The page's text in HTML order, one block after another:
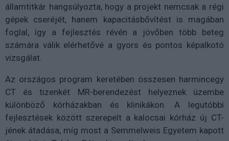
államtitkár hangsúlyozta, hogy a projekt nemcsak a régi
gépek cseréjét, hanem kapacitásbővítést is magában
foglal, így a fejlesztés révén a jövőben több beteg
számára válik elérhetővé a gyors és pontos képalkotó
vizsgálat.
Az országos program keretében összesen harmincegy
CT és tizenkét MR-berendezést helyeznek üzembe
különböző kórházakban és klinikákon. A legutóbbi
fejlesztések között szerepelt a kalocsai kórház új CT-
jének átadása, míg most a Semmelweis Egyetem kapott